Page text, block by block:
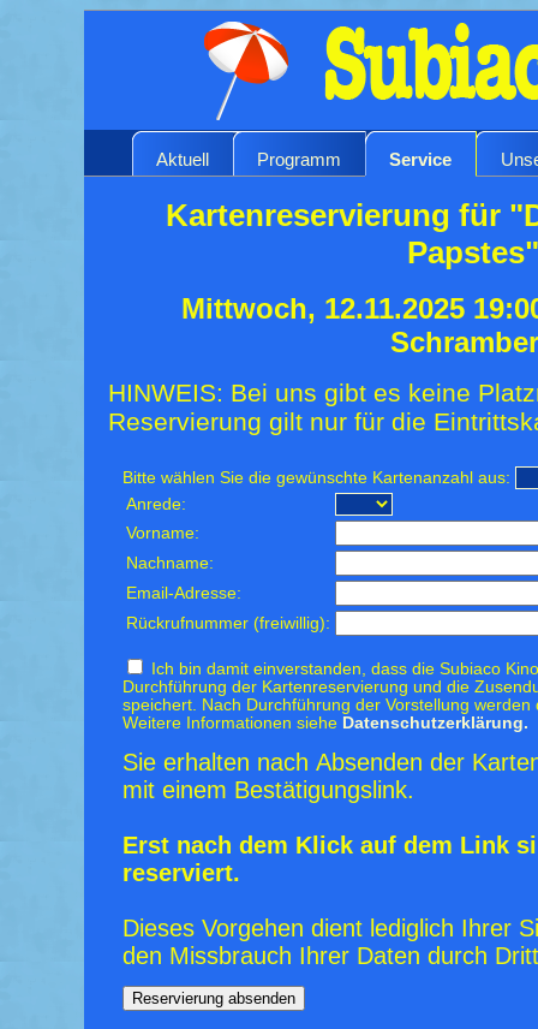
Aktuell Programm Service
Kartenreservierung für
Papstes"
Mittwoch, 12.11.2025
HINWEIS: Bei uns gibt es keine
Reservierung gilt nur für die
Bitte wählen Sie die gewünschte Kartenanzahl aus:
Anrede:
Vorname:
Nachname:
Email-Adresse:
Rückrufnummer (freiwillig):
Ich bin damit einverstanden, dass die Subiaco
Durchführung der Kartenreservierung und die
speichert. Nach Durchführung der Vorstellung
Weitere Informationen siehe Datenschutzerklärung.
Sie erhalten nach Absenden der
mit einem Bestätigungslink.
Erst nach dem Klick auf dem Link
reserviert.
Dieses Vorgehen dient lediglich Ihrer
den Missbrauch Ihrer Daten durch